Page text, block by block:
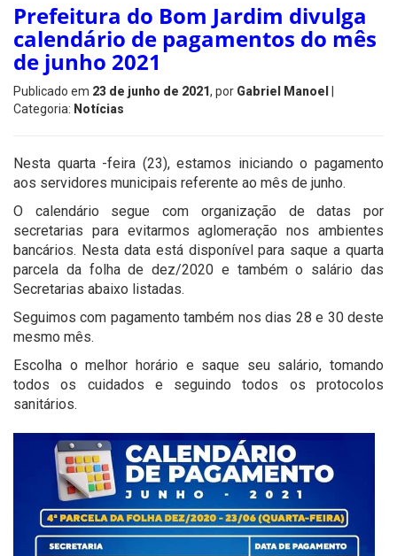
Prefeitura do Bom Jardim divulga
calendário de pagamentos do mês
de junho 2021
Publicado em 23 de junho de 2021, por Gabriel Manoel
Categoria: Notícias
Nesta quarta -feira (23), estamos iniciando o pagamento
aos servidores municipais referente ao mês de junho.
O calendário segue com organização de datas por
secretarias para evitarmos aglomeração nos ambientes
bancários. Nesta data está disponível para saque a quarta
parcela da folha de dez/2020 e também o salário das
Secretarias abaixo listadas.
Seguimos com pagamento também nos dias 28 e 30 deste
mesmo mês.
Escolha o melhor horário e saque seu salário, tomando
todos os cuidados e seguindo todos os protocolos
sanitários.